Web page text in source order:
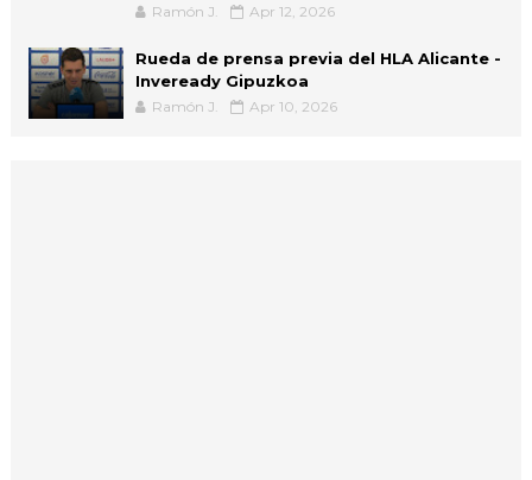
Ramón J. Apr 12, 2026
Rueda de prensa previa del HLA Alicante -
Inveready Gipuzkoa
Ramón J. Apr 10, 2026